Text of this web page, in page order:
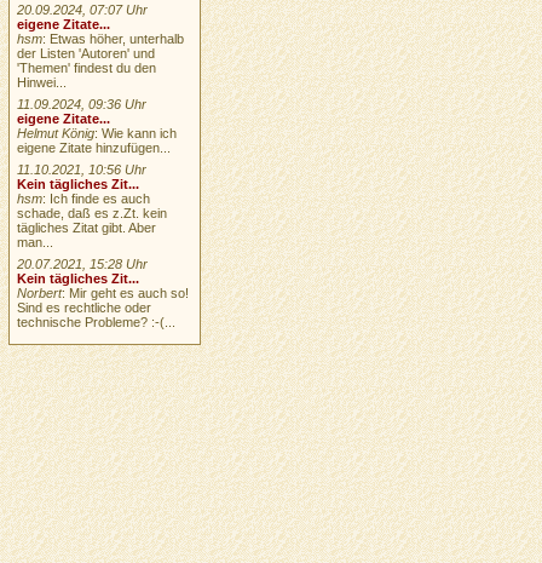
20.09.2024, 07:07 Uhr
eigene Zitate...
hsm: Etwas höher, unterhalb
der Listen 'Autoren' und
'Themen' findest du den
Hinwei...
11.09.2024, 09:36 Uhr
eigene Zitate...
Helmut König: Wie kann ich
eigene Zitate hinzufügen...
11.10.2021, 10:56 Uhr
Kein tägliches Zit...
hsm: Ich finde es auch
schade, daß es z.Zt. kein
tägliches Zitat gibt. Aber
man...
20.07.2021, 15:28 Uhr
Kein tägliches Zit...
Norbert: Mir geht es auch so!
Sind es rechtliche oder
technische Probleme? :-(...